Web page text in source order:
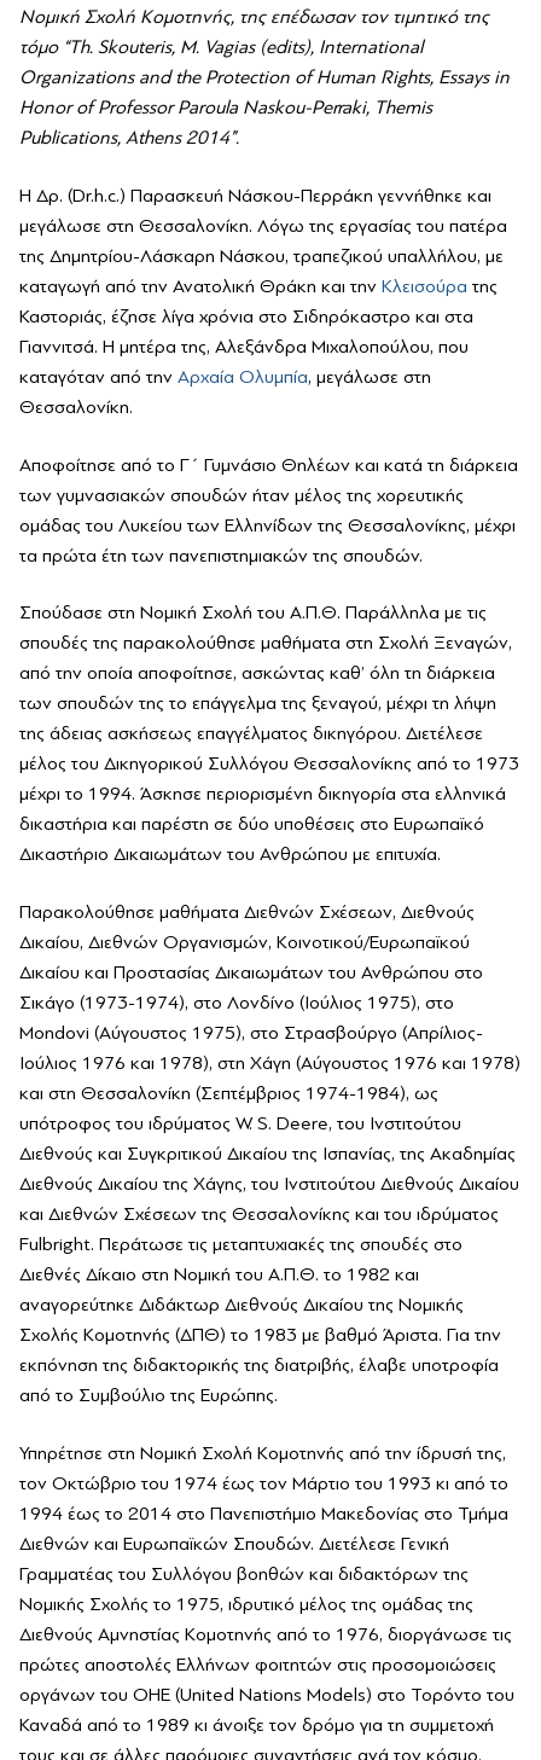
Νομική Σχολή Κομοτηνής, της επέδωσαν τον τιμητικό της
τόμο “Th. Skouteris, M. Vagias (edits), International
Organizations and the Protection of Human Rights, Essays in
Honor of Professor Paroula Naskou-Perraki, Themis
Publications, Athens 2014”.
Η Δρ. (Dr.h.c.) Παρασκευή Νάσκου-Περράκη γεννήθηκε και
μεγάλωσε στη Θεσσαλονίκη. Λόγω της εργασίας του πατέρα
της Δημητρίου-Λάσκαρη Νάσκου, τραπεζικού υπαλλήλου, με
καταγωγή από την Ανατολική Θράκη και την Κλεισούρα της
Καστοριάς, έζησε λίγα χρόνια στο Σιδηρόκαστρο και στα
Γιαννιτσά. Η μητέρα της, Αλεξάνδρα Μιχαλοπούλου, που
καταγόταν από την Αρχαία Ολυμπία, μεγάλωσε στη
Θεσσαλονίκη.
Αποφοίτησε από το Γ΄ Γυμνάσιο Θηλέων και κατά τη διάρκεια
των γυμνασιακών σπουδών ήταν μέλος της χορευτικής
ομάδας του Λυκείου των Ελληνίδων της Θεσσαλονίκης, μέχρι
τα πρώτα έτη των πανεπιστημιακών της σπουδών.
Σπούδασε στη Νομική Σχολή του Α.Π.Θ. Παράλληλα με τις
σπουδές της παρακολούθησε μαθήματα στη Σχολή Ξεναγών,
από την οποία αποφοίτησε, ασκώντας καθ’ όλη τη διάρκεια
των σπουδών της το επάγγελμα της ξεναγού, μέχρι τη λήψη
της άδειας ασκήσεως επαγγέλματος δικηγόρου. Διετέλεσε
μέλος του Δικηγορικού Συλλόγου Θεσσαλονίκης από το 1973
μέχρι το 1994. Άσκησε περιορισμένη δικηγορία στα ελληνικά
δικαστήρια και παρέστη σε δύο υποθέσεις στο Ευρωπαϊκό
Δικαστήριο Δικαιωμάτων του Ανθρώπου με επιτυχία.
Παρακολούθησε μαθήματα Διεθνών Σχέσεων, Διεθνούς
Δικαίου, Διεθνών Οργανισμών, Κοινοτικού/Ευρωπαϊκού
Δικαίου και Προστασίας Δικαιωμάτων του Ανθρώπου στο
Σικάγο (1973-1974), στο Λονδίνο (Ιούλιος 1975), στο
Mondovi (Αύγουστος 1975), στο Στρασβούργο (Απρίλιος-
Ιούλιος 1976 και 1978), στη Χάγη (Αύγουστος 1976 και 1978)
και στη Θεσσαλονίκη (Σεπτέμβριος 1974-1984), ως
υπότροφος του ιδρύματος W. S. Deere, του Ινστιτούτου
Διεθνούς και Συγκριτικού Δικαίου της Ισπανίας, της Ακαδημίας
Διεθνούς Δικαίου της Χάγης, του Ινστιτούτου Διεθνούς Δικαίου
και Διεθνών Σχέσεων της Θεσσαλονίκης και του ιδρύματος
Fulbright. Περάτωσε τις μεταπτυχιακές της σπουδές στο
Διεθνές Δίκαιο στη Νομική του Α.Π.Θ. το 1982 και
αναγορεύτηκε Διδάκτωρ Διεθνούς Δικαίου της Νομικής
Σχολής Κομοτηνής (ΔΠΘ) το 1983 με βαθμό Άριστα. Για την
εκπόνηση της διδακτορικής της διατριβής, έλαβε υποτροφία
από το Συμβούλιο της Ευρώπης.
Υπηρέτησε στη Νομική Σχολή Κομοτηνής από την ίδρυσή της,
τον Οκτώβριο του 1974 έως τον Μάρτιο του 1993 κι από το
1994 έως το 2014 στο Πανεπιστήμιο Μακεδονίας στο Τμήμα
Διεθνών και Ευρωπαϊκών Σπουδών. Διετέλεσε Γενική
Γραμματέας του Συλλόγου βοηθών και διδακτόρων της
Νομικής Σχολής το 1975, ιδρυτικό μέλος της ομάδας της
Διεθνούς Αμνηστίας Κομοτηνής από το 1976, διοργάνωσε τις
πρώτες αποστολές Ελλήνων φοιτητών στις προσομοιώσεις
οργάνων του ΟΗΕ (United Nations Models) στο Τορόντο του
Καναδά από το 1989 κι άνοιξε τον δρόμο για τη συμμετοχή
τους και σε άλλες παρόμοιες συναντήσεις ανά τον κόσμο.